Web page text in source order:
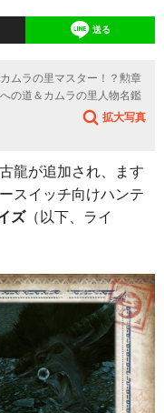
送る
ムラの里マスター！？勲章
の道＆カムラの里人物名鑑
拡大写真
龍が追加され、ます
スイッチ向けハンテ
ズ（以下、ライ